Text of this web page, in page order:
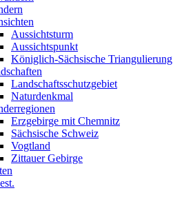
Aussichtsturm
Aussichtspunkt
Königlich-Sächsische Triangulierung
Landschaftsschutzgebiet
Naturdenkmal
Erzgebirge mit Chemnitz
Sächsische Schweiz
Vogtland
Zittauer Gebirge